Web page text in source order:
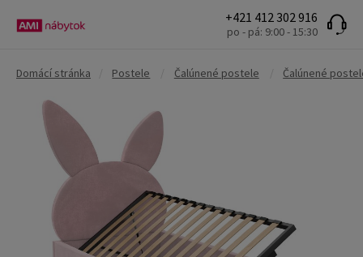
+421 412 302 916
po - pá: 9:00 - 15:30
Domácí stránka Postele Čalúnené postele Čalúnené